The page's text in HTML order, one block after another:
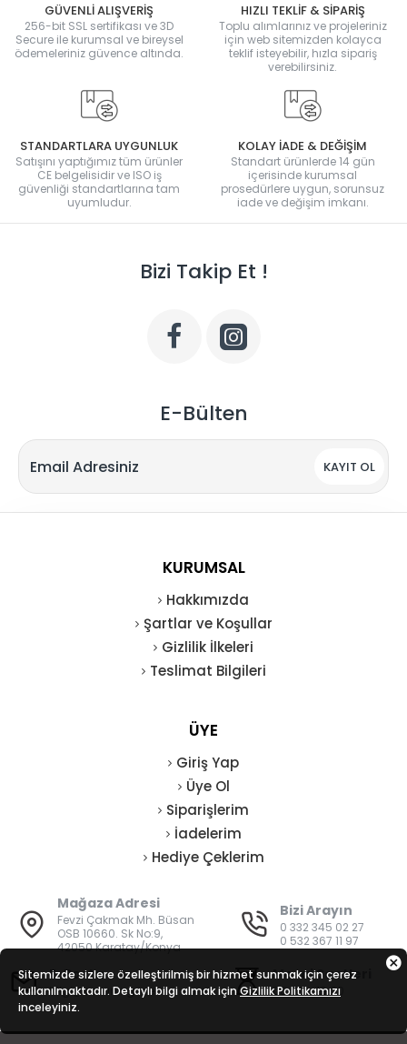
GÜVENLİ ALIŞVERİŞ
256-bit SSL sertifikası ve 3D
Secure ile kurumsal ve bireysel
ödemeleriniz güvence altında.
HIZLI TEKLİF & SİPARİŞ
Toplu alımlarınız ve projeleriniz
için web sitemizden kolayca
teklif isteyebilir, hızla sipariş
verebilirsiniz.
STANDARTLARA UYGUNLUK
Satışını yaptığımız tüm ürünler
CE belgelisidir ve ISO iş
güvenliği standartlarına tam
uyumludur.
KOLAY İADE & DEĞİŞİM
Standart ürünlerde 14 gün
içerisinde kurumsal
prosedürlere uygun, sorunsuz
iade ve değişim imkanı.
Bizi Takip Et !
E-Bülten
KAYIT OL
KURUMSAL
Hakkımızda
Şartlar ve Koşullar
Gizlilik İlkeleri
Teslimat Bilgileri
ÜYE
Giriş Yap
Üye Ol
Siparişlerim
İadelerim
Hediye Çeklerim
Mağaza Adresi
Fevzi Çakmak Mh. Büsan
OSB 10660. Sk No:9,
42050 Karatay/Konya
Bizi Arayın
0 332 345 02 27
0 532 367 11 97
E-Posta
bilgi@vatanisguvenligi.com
Mesai Saatleri
08:00 - 19:00
Sitemizde sizlere özelleştirilmiş bir hizmet sunmak için çerez
kullanılmaktadır. Detaylı bilgi almak için Gizlilik Politikamızı
inceleyiniz.